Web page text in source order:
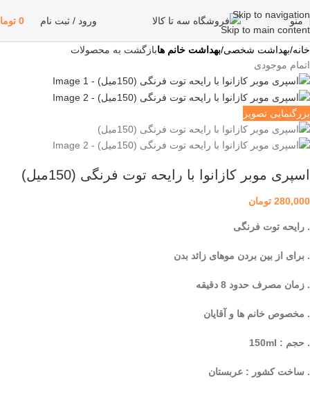
Skip to navigation
Skip to main content
منو ورود / ثبت نام 0
خانه بهداشت شخصی بهداشت خانم هابازگشت به محصولات
اتمام موجودی
بزرگنمایی تصویر
اسپری موبر کازانوا با رایحه توت فرنگی (150میل)
280,000 تومان
. رایحه توت فرنگی
. برای از بین بردن موهای زائد بدن
. زمان مصرف حدود 8 دقیقه
. مخصوص خانم ها و آقایان
. حجم : 150ml
. ساخت کشور : عربستان